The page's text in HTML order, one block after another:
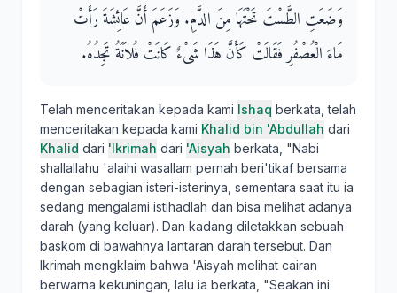
وَضَعَتِ الطَّسْتَ تَحْتَهَا مِنَ الدَّمِ‏.‏ وَزَعَمَ أَنَّ عَائِشَةَ رَأَتْ
مَاءَ الْعُصْفُرِ فَقَالَتْ كَأَنَّ هَذَا شَىْءٌ كَانَتْ فُلاَنَةُ تَجِدُهُ‏.‏
Telah menceritakan kepada kami Ishaq berkata, telah
menceritakan kepada kami Khalid bin 'Abdullah dari
Khalid dari 'Ikrimah dari 'Aisyah berkata, "Nabi
shallallahu 'alaihi wasallam pernah beri'tikaf bersama
dengan sebagian isteri-isterinya, sementara saat itu ia
sedang mengalami istihadlah dan bisa melihat adanya
darah (yang keluar). Dan kadang diletakkan sebuah
baskom di bawahnya lantaran darah tersebut. Dan
Ikrimah mengklaim bahwa 'Aisyah melihat cairan
berwarna kekuningan, lalu ia berkata, "Seakan ini